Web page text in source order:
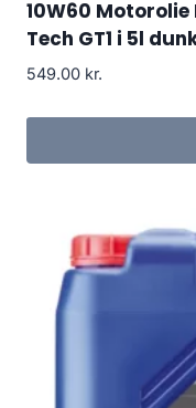
10W60
Tech GT1 i 5l
549.00 kr.